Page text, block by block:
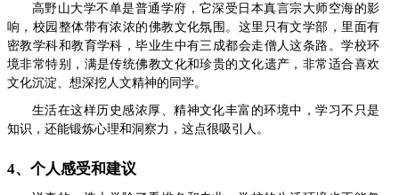
高野山大学不单是普通学府，它深受日本真言宗大师空海的影
响，校园整体带有浓浓的佛教文化氛围。这里只有文学部，里面有
密教学科和教育学科，毕业生中有三成都会走僧人这条路。学校环
境非常特别，满是传统佛教文化和珍贵的文化遗产，非常适合喜欢
文化沉淀、想深挖人文精神的同学。
生活在这样历史感浓厚、精神文化丰富的环境中，学习不只是
知识，还能锻炼心理和洞察力，这点很吸引人。
4、个人感受和建议